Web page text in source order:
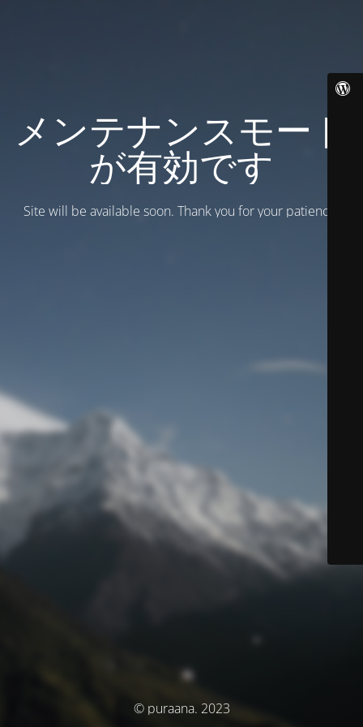
メンテナンスモード
が有効です
Site will be available soon. Thank you for your patience!
© puraana. 2023